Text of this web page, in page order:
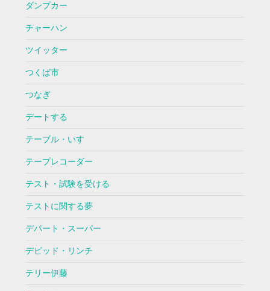
ダンプカー
チャーハン
ツイッター
つくば市
つなぎ
デートする
テーブル・いす
テープレコーダー
テスト・試験を受ける
テストに関する夢
デパート・スーパー
デビッド・リンチ
テリー伊藤